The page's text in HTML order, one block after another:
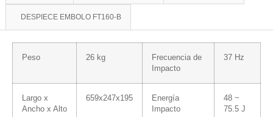
DESPIECE EMBOLO FT160-B
Peso 26 kg
Frecuencia de
Impacto
37 Hz
Largo x
Ancho x Alto
659x247x195
Energía
Impacto
48 ~
75.5 J